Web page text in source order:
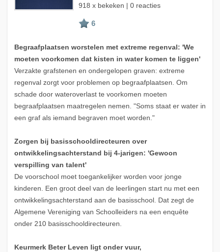
918 x bekeken | 0 reacties
Begraafplaatsen worstelen met extreme regenval: 'We
moeten voorkomen dat kisten in water komen te liggen'
Verzakte grafstenen en ondergelopen graven: extreme
regenval zorgt voor problemen op begraafplaatsen. Om
schade door wateroverlast te voorkomen moeten
begraafplaatsen maatregelen nemen. "Soms staat er water in
een graf als iemand begraven moet worden."
Zorgen bij basisschooldirecteuren over
ontwikkelingsachterstand bij 4-jarigen: 'Gewoon
verspilling van talent'
De voorschool moet toegankelijker worden voor jonge
kinderen. Een groot deel van de leerlingen start nu met een
ontwikkelingsachterstand aan de basisschool. Dat zegt de
Algemene Vereniging van Schoolleiders na een enquête
onder 210 basisschooldirecteuren.
Keurmerk Beter Leven ligt onder vuur,